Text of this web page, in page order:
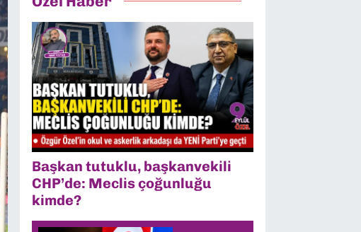
Başkan tutuklu, başkanvekili
CHP’de: Meclis çoğunluğu
kimde?